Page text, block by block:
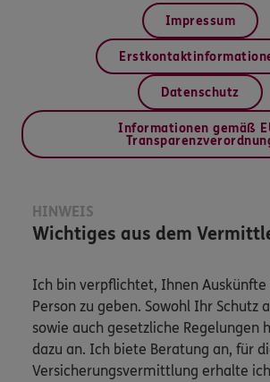
Impressum
Datenschutz
Informationen gemäß
HINWEIS
Wichtiges aus dem
Ich bin verpflichtet, Ihnen
Person zu geben. Sowohl Ihr Schutz
sowie auch gesetzliche Regelungen
dazu an. Ich biete Beratung an, für
Versicherungsvermittlung erhalte